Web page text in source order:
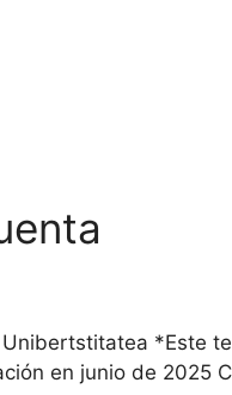
*Este
en junio de 2025